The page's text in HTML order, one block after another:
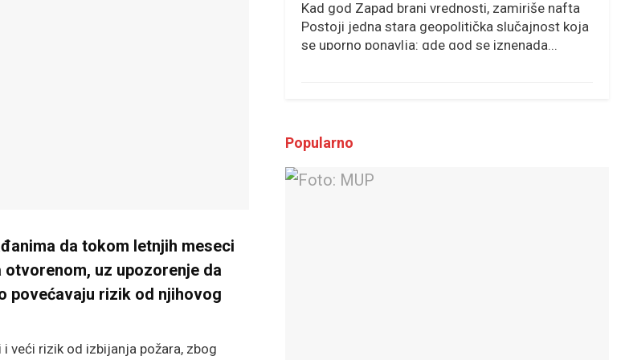
da tokom letnjih meseci
uz upozorenje da
povećavaju rizik od njihovog
veći rizik od izbijanja požara, zbog
Kad god Zapad brani vrednosti, zamiriše nafta
Postoji jedna stara geopolitička slučajnost koja
se uporno ponavlja: gde god se iznenada...
Popularno